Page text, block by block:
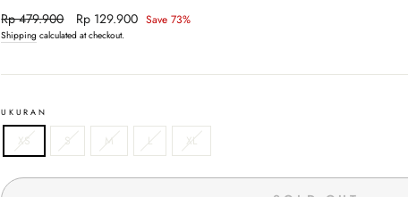
Regular
price
Rp 479.900
Sale
price
Rp 129.900 Save 73%
Shipping calculated at checkout.
UKURAN
XS S M L XL